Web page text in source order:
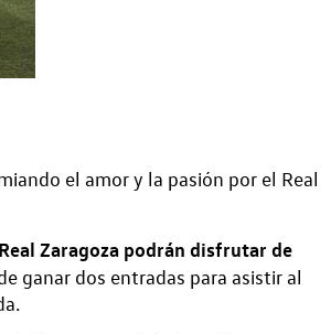
el amor y la pasión por el Real
Zaragoza podrán disfrutar de
ganar dos entradas para asistir al